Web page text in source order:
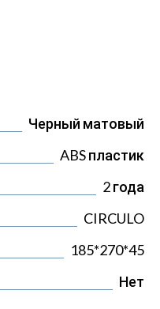
Черный матовый
ABS пластик
2 года
CIRCULO
185*270*45
Нет